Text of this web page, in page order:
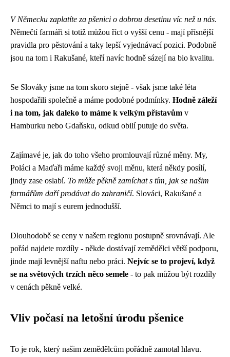
V Německu zaplatíte za pšenici o dobrou desetinu víc než u nás.
Němečtí farmáři si totiž můžou říct o vyšší cenu - mají přísnější
pravidla pro pěstování a taky lepší vyjednávací pozici. Podobně
jsou na tom i Rakušané, kteří navíc hodně sázejí na bio kvalitu.
Se Slováky jsme na tom skoro stejně - však jsme také léta
hospodařili společně a máme podobné podmínky. Hodně záleží
i na tom, jak daleko to máme k velkým přístavům v
Hamburku nebo Gdaňsku, odkud obilí putuje do světa.
Zajímavé je, jak do toho všeho promlouvají různé měny. My,
Poláci a Maďaři máme každý svoji měnu, která někdy posílí,
jindy zase oslabí. To může pěkně zamíchat s tím, jak se našim
farmářům daří prodávat do zahraničí. Slováci, Rakušané a
Němci to mají s eurem jednodušší.
Dlouhodobě se ceny v našem regionu postupně srovnávají. Ale
pořád najdete rozdíly - někde dostávají zemědělci větší podporu,
jinde mají levnější naftu nebo práci. Nejvíc se to projeví, když
se na světových trzích něco semele - to pak můžou být rozdíly
v cenách pěkně velké.
Vliv počasí na letošní úrodu pšenice
To je rok, který našim zemědělcům pořádně zamotal hlavu.